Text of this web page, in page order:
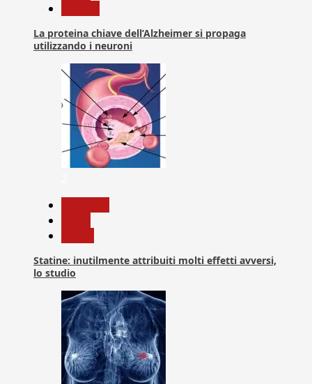
La proteina chiave dell’Alzheimer si propaga
utilizzando i neuroni
Statine: inutilmente attribuiti molti effetti avversi,
lo studio